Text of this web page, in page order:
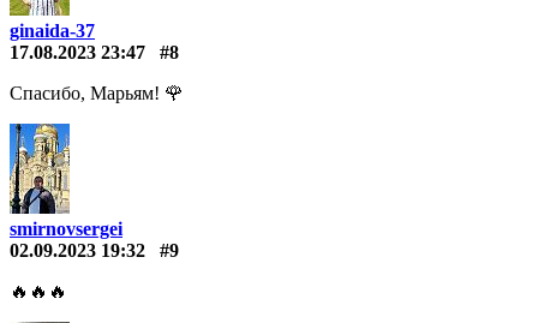
ginaida-37
17.08.2023 23:47
#8
Спасибо, Марьям! 🌹
smirnovsergei
02.09.2023 19:32
#9
🔥🔥🔥